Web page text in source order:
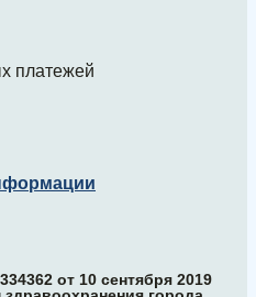
от 10 сентября 2019